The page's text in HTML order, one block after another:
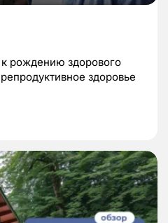
рождению здорового
здоровье